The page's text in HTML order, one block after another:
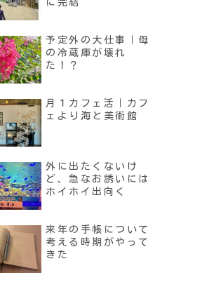
に完結
予定外の大仕事｜母
の冷蔵庫が壊れ
た！？
月１カフェ活｜カフ
ェより海と美術館
外に出たくないけ
ど、急なお誘いには
ホイホイ出向く
来年の手帳について
考える時期がやって
きた